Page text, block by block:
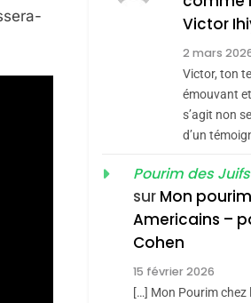
CE
De
De
Du
DAFINA
Victor
2 mars
Victor, ton
émouvant
s’agit non
d’un
Pourim des
sur Mon
Americains –
Cohen
15 février 2026
[…] Mon Pourim
Par Thérèse Zrihen-